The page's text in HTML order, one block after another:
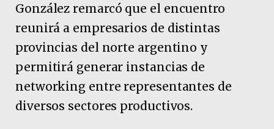
González remarcó que el encuentro
reunirá a empresarios de distintas
provincias del norte argentino y
permitirá generar instancias de
networking entre representantes de
diversos sectores productivos.